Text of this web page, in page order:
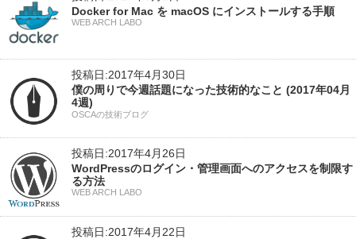
Docker for Mac を macOS にインストールする手順
WEB ARCH LABO
投稿日:2017年4月30日
僕の周りで今週話題になった技術的なこと (2017年04月
4週)
OSCAの技術ブログ
投稿日:2017年4月26日
WordPressのログイン・管理画面へのアクセスを制限す
る方法
WEB ARCH LABO
投稿日:2017年4月22日